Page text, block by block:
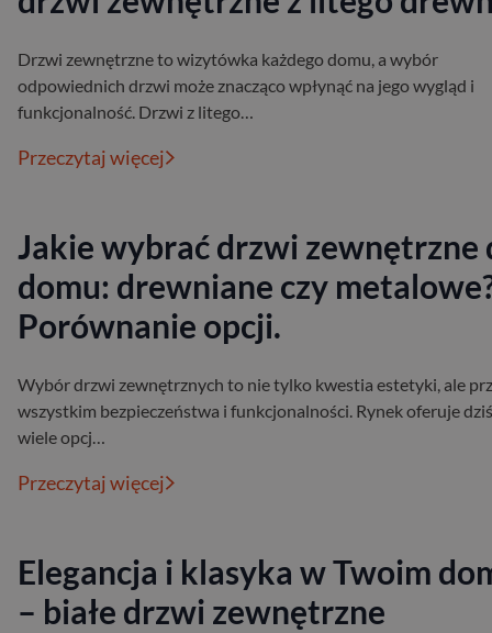
Drzwi zewnętrzne to wizytówka każdego domu, a wybór
odpowiednich drzwi może znacząco wpłynąć na jego wygląd i
funkcjonalność. Drzwi z litego…
Przeczytaj więcej
Jakie wybrać drzwi zewnętrzne
domu: drewniane czy
Porównanie opcji.
Wybór drzwi zewnętrznych to nie tylko kwestia estetyki, ale
wszystkim bezpieczeństwa i funkcjonalności. Rynek oferuje dziś
wiele opcj…
Przeczytaj więcej
Elegancja i klasyka w Twoim
– białe drzwi zewnętrzne